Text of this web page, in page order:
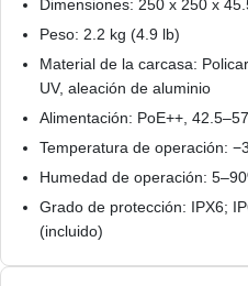
Dimensiones: 250 x 250 x
Peso: 2.2 kg (4.9 lb)
Material de la carcasa:
UV, aleación de aluminio
Alimentación: PoE++,
Temperatura de operación:
Humedad de operación:
Grado de protección: IPX6;
(incluido)